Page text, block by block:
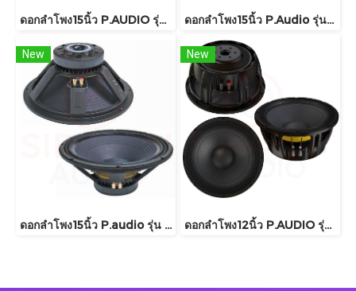
ดอกลำโพง15นิ้ว P.AUDIO รุ่น GM15-88N ดอกลำโพง15นิ้ว P.Audio รุ่น 15FT-76MB
New
ดอกลำโพง15นิ้ว P.audio รุ่น C15-300MB
New
ดอกลำโพง12นิ้ว P.AUDIO รุ่น 12FT-76MB